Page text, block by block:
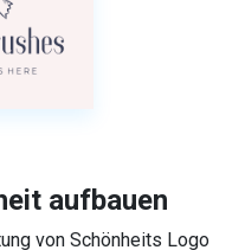
aufbauen
von Schönheits Logo